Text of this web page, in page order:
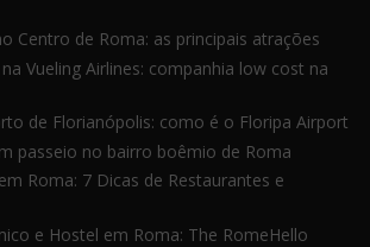
Centro de Roma: as principais atrações
Vueling Airlines: companhia low cost na
de Florianópolis: como é o Floripa Airport
passeio no bairro boêmio de Roma
Roma: 7 Dicas de Restaurantes e
e Hostel em Roma: The RomeHello